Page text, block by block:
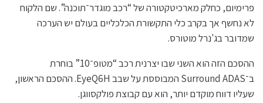
פרימיום, כחלק מארכיטקטורה של “רכב מוגדר־תוכנה”. שם הלקוח
לא נחשף אך בקרב כלי התקשורת הכלכליים בעולם יש הערכה
שמדובר בג'נרל מוטורס.
ההסכם הזה הוא השני שבו יצרנית רכב “מטופ־10” בוחרת
ב־Surround ADAS המבוססת על שבב EyeQ6H. ההסכם הראשון,
שעליו דווח מוקדם יותר, הוא עם קבוצת פולקסווגן.